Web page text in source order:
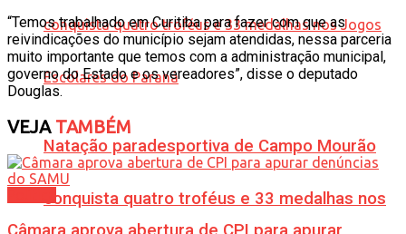
Natação paradesportiva de Campo Mourão
conquista quatro troféus e 33 medalhas nos
“Temos trabalhado em Curitiba para fazer com que as
reivindicações do município sejam atendidas, nessa parceria
muito importante que temos com a administração municipal,
governo do Estado e os vereadores”, disse o deputado
Douglas.
VEJATAMBÉM
Câmara aprova abertura de CPI para apurar